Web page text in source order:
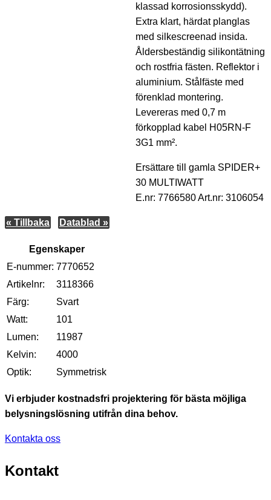
klassad korrosionsskydd).
Extra klart, härdat planglas
med silkescreenad insida.
Åldersbeständig silikontätning
och rostfria fästen. Reflektor i
aluminium. Stålfäste med
förenklad montering.
Levereras med 0,7 m
förkopplad kabel H05RN-F
3G1 mm².
Ersättare till gamla SPIDER+
30 MULTIWATT
E.nr: 7766580 Art.nr: 3106054
« Tillbaka Datablad »
Egenskaper
E-nummer: 7770652
Artikelnr:
3118366
Färg:
Svart
Watt:
101
Lumen:
11987
Kelvin:
4000
Optik:
Symmetrisk
Vi erbjuder kostnadsfri projektering för bästa möjliga
belysningslösning utifrån dina behov.
Kontakta oss
Kontakt